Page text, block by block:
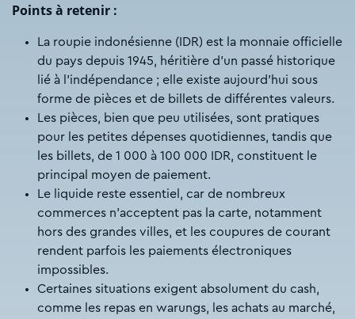
Points à retenir :
La roupie indonésienne (IDR) est la monnaie officielle
du pays depuis 1945, héritière d’un passé historique
lié à l’indépendance ; elle existe aujourd’hui sous
forme de pièces et de billets de différentes valeurs.
Les pièces, bien que peu utilisées, sont pratiques
pour les petites dépenses quotidiennes, tandis que
les billets, de 1 000 à 100 000 IDR, constituent le
principal moyen de paiement.
Le liquide reste essentiel, car de nombreux
commerces n’acceptent pas la carte, notamment
hors des grandes villes, et les coupures de courant
rendent parfois les paiements électroniques
impossibles.
Certaines situations exigent absolument du cash,
comme les repas en warungs, les achats au marché,